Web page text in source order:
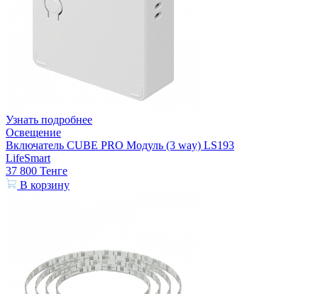
Узнать подробнее
Освещение
Включатель CUBE PRO Модуль (3 way) LS193
LifeSmart
37 800 Тенге
В корзину